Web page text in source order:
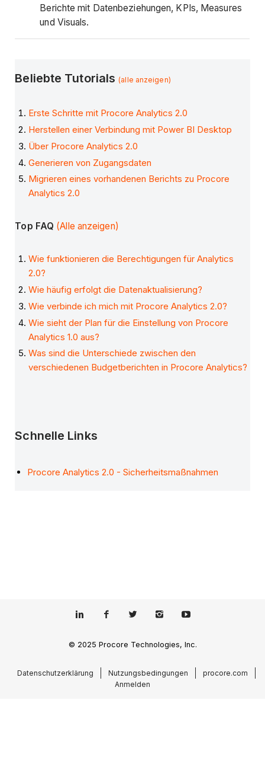
Berichte mit Datenbeziehungen, KPIs, Measures
und Visuals.
Beliebte Tutorials(alle anzeigen)
Erste Schritte mit Procore Analytics 2.0
Herstellen einer Verbindung mit Power BI Desktop
Über Procore Analytics 2.0
Generieren von Zugangsdaten
Migrieren eines vorhandenen Berichts zu Procore
Analytics 2.0
Top FAQ (Alle anzeigen)
Wie funktionieren die Berechtigungen für Analytics
2.0?
Wie häufig erfolgt die Datenaktualisierung?
Wie verbinde ich mich mit Procore Analytics 2.0?
Wie sieht der Plan für die Einstellung von Procore
Analytics 1.0 aus?
Was sind die Unterschiede zwischen den
verschiedenen Budgetberichten in Procore Analytics?
Schnelle Links
Procore Analytics 2.0 - Sicherheitsmaßnahmen
© 2025 Procore Technologies, Inc.
Datenschutzerklärung Nutzungsbedingungen
procore.com
Anmelden